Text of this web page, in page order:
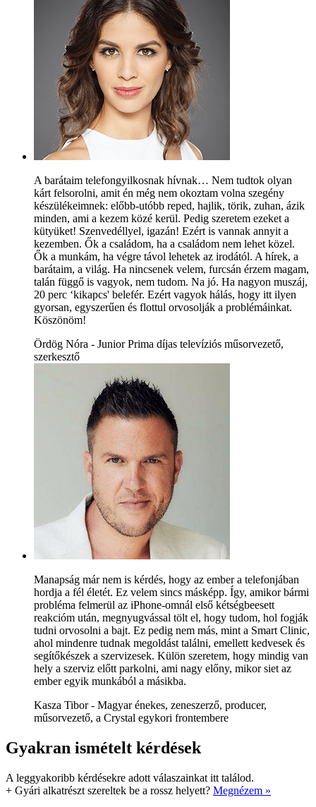
A barátaim telefongyilkosnak hívnak… Nem tudtok olyan
kárt felsorolni, amit én még nem okoztam volna szegény
készülékeimnek: előbb-utóbb reped, hajlik, törik, zuhan, ázik
minden, ami a kezem közé kerül. Pedig szeretem ezeket a
kütyüket! Szenvedéllyel, igazán! Ezért is vannak annyit a
kezemben. Ők a családom, ha a családom nem lehet közel.
Ők a munkám, ha végre távol lehetek az irodától. A hírek, a
barátaim, a világ. Ha nincsenek velem, furcsán érzem magam,
talán függő is vagyok, nem tudom. Na jó. Ha nagyon muszáj,
20 perc ‘kikapcs' belefér. Ezért vagyok hálás, hogy itt ilyen
gyorsan, egyszerűen és flottul orvosolják a problémáinkat.
Köszönöm!
Ördög Nóra - Junior Prima díjas televíziós műsorvezető,
szerkesztő
Manapság már nem is kérdés, hogy az ember a telefonjában
hordja a fél életét. Ez velem sincs másképp. Így, amikor bármi
probléma felmerül az iPhone-omnál első kétségbeesett
reakcióm után, megnyugvással tölt el, hogy tudom, hol fogják
tudni orvosolni a bajt. Ez pedig nem más, mint a Smart Clinic,
ahol mindenre tudnak megoldást találni, emellett kedvesek és
segítőkészek a szervizesek. Külön szeretem, hogy mindig van
hely a szerviz előtt parkolni, ami nagy előny, mikor siet az
ember egyik munkából a másikba.
Kasza Tibor - Magyar énekes, zeneszerző, producer,
műsorvezető, a Crystal egykori frontembere
Gyakran ismételt kérdések
A leggyakoribb kérdésekre adott válaszainkat itt találod.
+ Gyári alkatrészt szereltek be a rossz helyett? Megnézem »